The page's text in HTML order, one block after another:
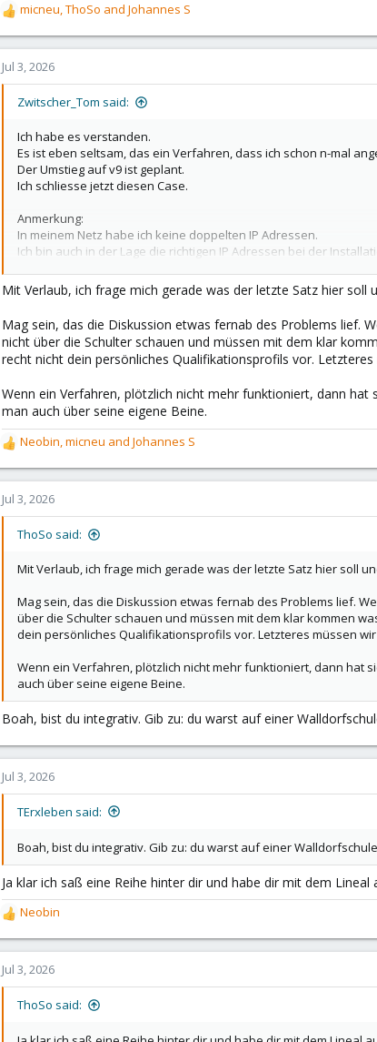
R
e
a
c
t
micneu,ThoSo and Johannes S
Jul 3, 2026
Zwitscher_Tom said:
Ich habe es verstanden.
Es ist eben seltsam, das ein Verfahren, dass ich schon n-mal
Der Umstieg auf v9 ist geplant.
Ich schliesse jetzt diesen Case.
Anmerkung:
In meinem Netz habe ich keine doppelten IP Adressen.
Ich bin auch in der Lage die richtigen IP Adressen bei der
Ich habe NDIS Network Device Treiber für viele Windows
Später habe ich mit dem WHQL in Seattle diese Treiber
Auch wenn die Linux Jungs Pickel bekommen, das war und ist
Ich hatte während dieser Zeit auch mit den Linux Kernel Leuten
waren Fremdworte. Ich habe selten solch inkompetente und
Mit Verlaub, ich frage mich gerade was der letzte Satz hier
Mag sein, das die Diskussion etwas fernab des Problems lief.
nicht über die Schulter schauen und müssen mit dem klar
recht nicht dein persönliches Qualifikationsprofils vor.
Wenn ein Verfahren, plötzlich nicht mehr funktioniert, dann
man auch über seine eigene Beine.
R
e
a
c
t
Neobin,micneu and Johannes S
Jul 3, 2026
ThoSo said:
Mit Verlaub, ich frage mich gerade was der letzte Satz hier soll
Mag sein, das die Diskussion etwas fernab des Problems lief.
über die Schulter schauen und müssen mit dem klar kommen
dein persönliches Qualifikationsprofils vor. Letzteres müssen
Wenn ein Verfahren, plötzlich nicht mehr funktioniert, dann hat
auch über seine eigene Beine.
Boah, bist du integrativ. Gib zu: du warst auf einer
Jul 3, 2026
TErxleben said:
Boah, bist du integrativ. Gib zu: du warst auf einer Walldorfschule
Ja klar ich saß eine Reihe hinter dir und habe dir mit dem Lineal
R
e
a
c
t
Neobin
Jul 3, 2026
ThoSo said: